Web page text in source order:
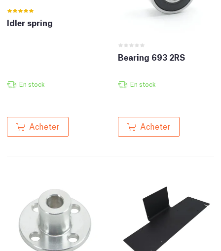
Idler spring
En stock
Acheter
Bearing 693 2RS
En stock
Acheter